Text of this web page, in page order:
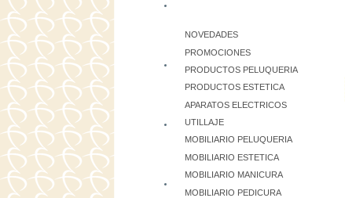
NOVEDADES
PROMOCIONES
PRODUCTOS PELUQUERIA
PRODUCTOS ESTETICA
APARATOS ELECTRICOS
UTILLAJE
MOBILIARIO PELUQUERIA
MOBILIARIO ESTETICA
MOBILIARIO MANICURA
MOBILIARIO PEDICURA